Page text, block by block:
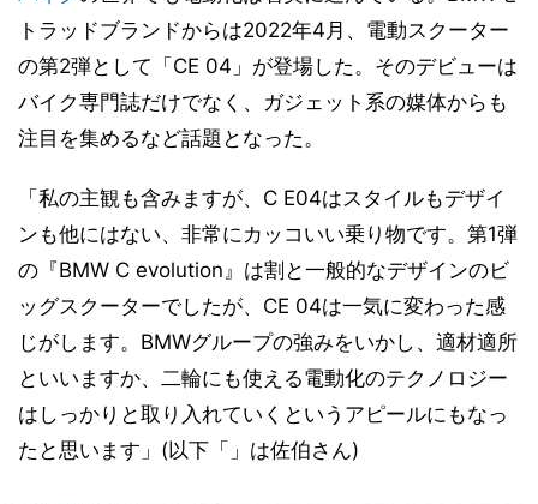
トラッドブランドからは2022年4月、電動スクーター
の第2弾として「CE 04」が登場した。そのデビューは
バイク専門誌だけでなく、ガジェット系の媒体からも
注目を集めるなど話題となった。
「私の主観も含みますが、C E04はスタイルもデザイ
ンも他にはない、非常にカッコいい乗り物です。第1弾
の『BMW C evolution』は割と一般的なデザインのビ
ッグスクーターでしたが、CE 04は一気に変わった感
じがします。BMWグループの強みをいかし、適材適所
といいますか、二輪にも使える電動化のテクノロジー
はしっかりと取り入れていくというアピールにもなっ
たと思います」(以下「」は佐伯さん)